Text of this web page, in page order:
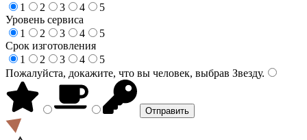
1
2 3 4
5
Уровень сервиса
1
2 3 4
5
Срок изготовления
1
2 3 4
5
Пожалуйста, докажите, что вы человек, выбрав Звезду.